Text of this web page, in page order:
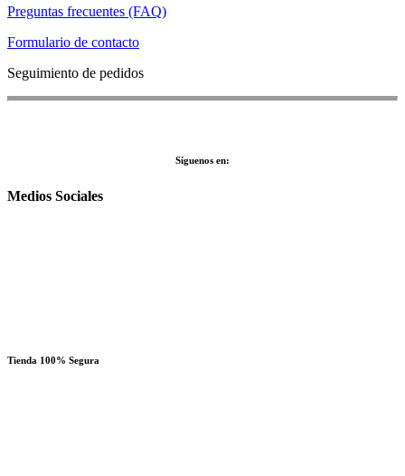
Preguntas frecuentes (FAQ)
Formulario de contacto
Seguimiento de pedidos
Síguenos en:
Medios Sociales
Tienda 100% Segura